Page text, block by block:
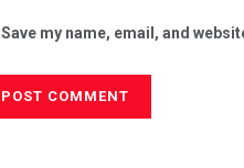
Save my name, email, and